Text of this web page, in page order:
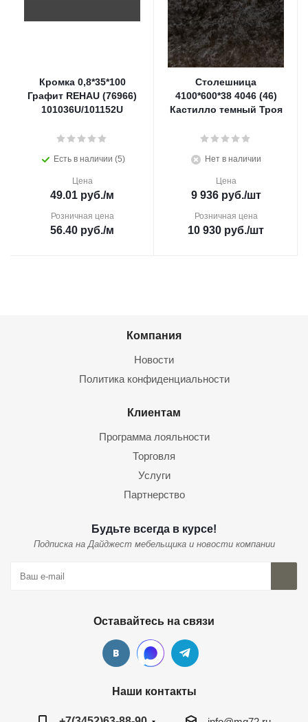
Кромка 0,8*35*100
Графит REHAU (76966)
101036U/101152U
Есть в наличии (5)
Цена
49.01 руб./м
Розничная цена
56.40 руб./м
Столешница
4100*600*38 4046 (46)
Кастилло темный Троя
Нет в наличии
Цена
9 936руб./шт
Розничная цена
10 930 руб./шт
Компания
Новости
Политика конфиденциальности
Клиентам
Программа лояльности
Торговля
Услуги
Партнерство
Будьте всегда в курсе!
Подписка на Дайджест мебельщика и новости компании
Оставайтесь на связи
Наши контакты